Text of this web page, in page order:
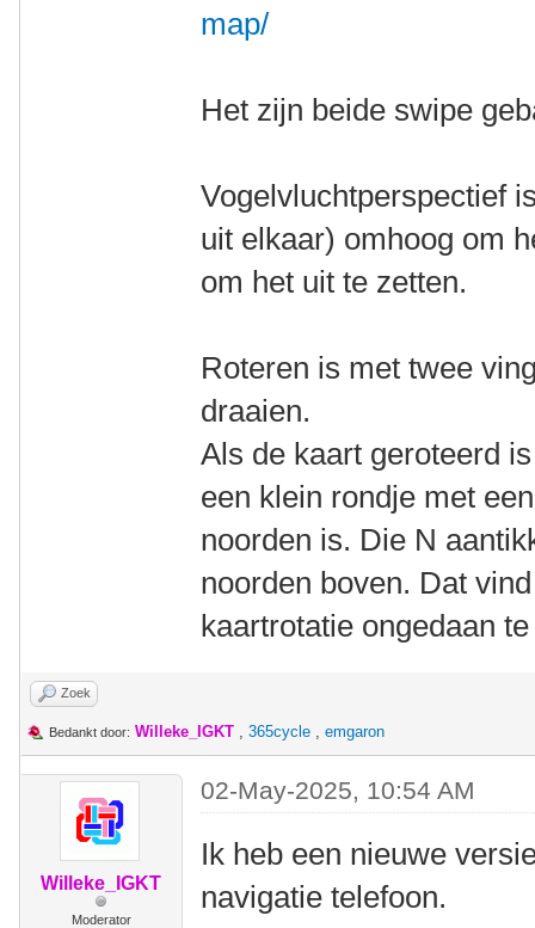
map/
Het zijn beide swipe
Vogelvluchtperspectief
uit elkaar) omhoog om
om het uit te zetten.
Roteren is met twee
draaien.
Als de kaart geroteerd
een klein rondje met
noorden is. Die N
noorden boven. Dat
kaartrotatie ongedaan
Zoek
Bedankt door: Willeke_IGKT , 365cycle , emgaron
Willeke_IGKT
Moderator
02-May-2025, 10:54 AM
Ik heb een nieuwe
navigatie telefoon.